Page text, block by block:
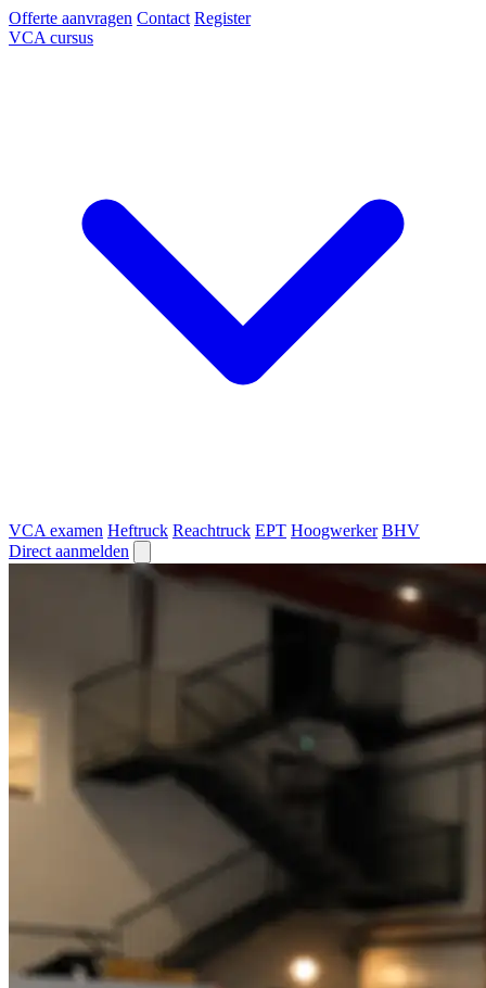
Offerte aanvragen Contact Register
VCA cursus
VCA examen Heftruck Reachtruck EPT Hoogwerker BHV
Direct aanmelden